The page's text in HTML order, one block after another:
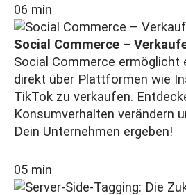
06 min
Social Commerce –
Social Commerce ermöglicht
direkt über Plattformen wie
TikTok zu verkaufen.
Konsumverhalten verändern
Dein Unternehmen ergeben!
05 min